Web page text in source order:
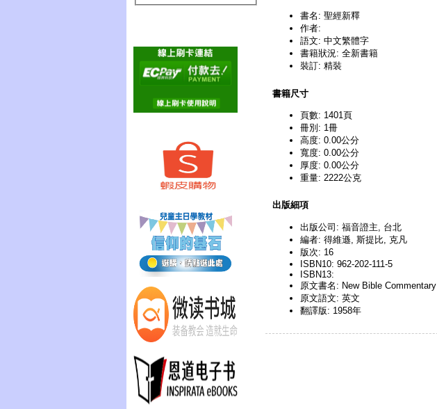
書名: 聖經新釋
作者:
語文: 中文繁體字
書籍狀況: 全新書籍
裝訂: 精裝
書籍尺寸
頁數: 1401頁
冊別: 1冊
高度: 0.00公分
寬度: 0.00公分
厚度: 0.00公分
重量: 2222公克
出版細項
出版公司: 福音證主, 台北
編者: 得維遜, 斯提比, 克凡
版次: 16
ISBN10: 962-202-111-5
ISBN13:
原文書名: New Bible Commentary
原文語文: 英文
翻譯版: 1958年